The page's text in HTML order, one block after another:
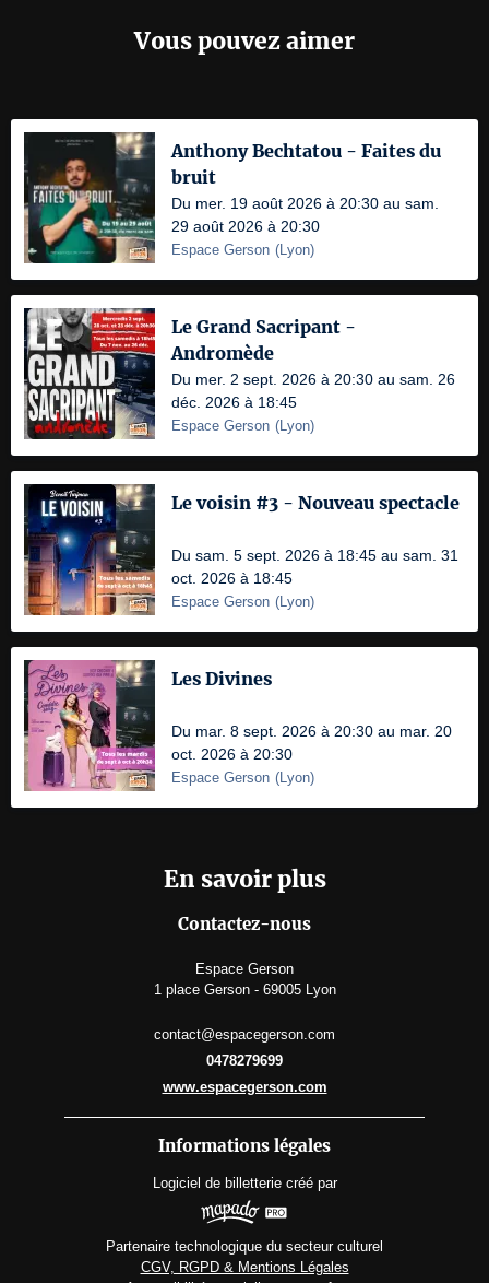
Vous pouvez aimer
Anthony Bechtatou - Faites du
bruit
Du mer. 19 août 2026 à 20:30 au sam.
29 août 2026 à 20:30
Espace Gerson (Lyon)
Le Grand Sacripant -
Andromède
Du mer. 2 sept. 2026 à 20:30 au sam. 26
déc. 2026 à 18:45
Espace Gerson (Lyon)
Le voisin #3 - Nouveau spectacle
Du sam. 5 sept. 2026 à 18:45 au sam. 31
oct. 2026 à 18:45
Espace Gerson (Lyon)
Les Divines
Du mar. 8 sept. 2026 à 20:30 au mar. 20
oct. 2026 à 20:30
Espace Gerson (Lyon)
En savoir plus
Contactez-nous
Espace Gerson
1 place Gerson - 69005 Lyon
contact@espacegerson.com
0478279699
www.espacegerson.com
Informations légales
Logiciel de billetterie créé par
Partenaire technologique du secteur culturel
CGV, RGPD & Mentions Légales